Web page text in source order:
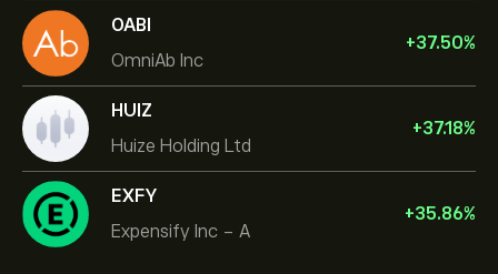
OABI
OmniAb Inc
+37.50%
HUIZ
Huize Holding Ltd
+37.18%
EXFY
Expensify Inc - A
+35.86%